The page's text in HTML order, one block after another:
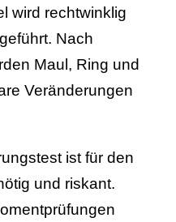
wird rechtwinklig
Nach
Maul, Ring und
Veränderungen
ist für den
und riskant.